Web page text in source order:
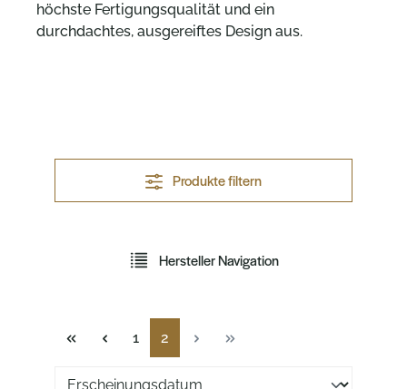
höchste Fertigungsqualität und ein
durchdachtes, ausgereiftes Design aus.
Produkte filtern
Hersteller Navigation
Seite
1 Seite
2